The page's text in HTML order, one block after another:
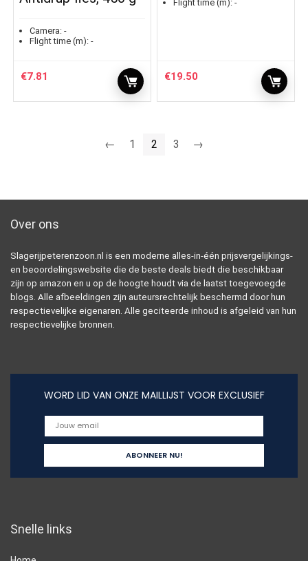
Camera: -
Flight time (m): -
€7.81
Flight time (m): -
€19.50
← 1 2 3 →
Over ons
Slagerijpeterenzoon.nl is een moderne alles-in-één prijsvergelijkings-
en beoordelingswebsite die de beste deals biedt die beschikbaar
zijn op amazon en u op de hoogte houdt via de laatst toegevoegde
blogs. Alle afbeeldingen zijn auteursrechtelijk beschermd door hun
respectievelijke eigenaren. Alle geciteerde inhoud is afgeleid van hun
respectievelijke bronnen.
WORD LID VAN ONZE MAILLIJST VOOR EXCLUSIEF
Snelle links